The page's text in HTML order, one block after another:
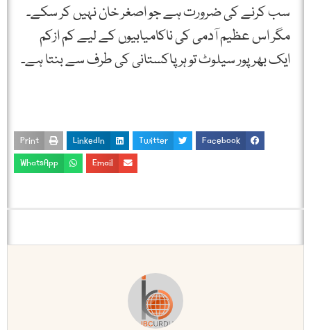
سب کرنے کی ضرورت ہے جو اصغر خان نہیں کر سکے۔
مگر اس عظیم آدمی کی ناکامیابیوں کے لیے کم ازکم
ایک بھرپور سیلوٹ تو ہر پاکستانی کی طرف سے بنتا ہے۔
Facebook
Twitter
LinkedIn
Print
Email
WhatsApp